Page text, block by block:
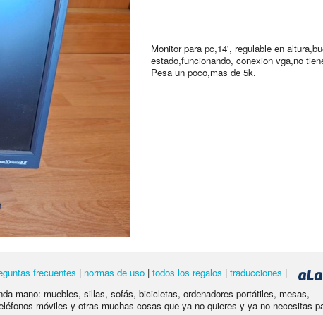
Monitor para pc,14', regulable en
estado,funcionando, conexion vga,no
Pesa un poco,mas de 5k.
frecuentes | normas de uso | todos los regalos | traducciones |
mano: muebles, sillas, sofás, bicicletas, ordenadores portátiles, mesas,
móviles y otras muchas cosas que ya no quieres y ya no necesitas